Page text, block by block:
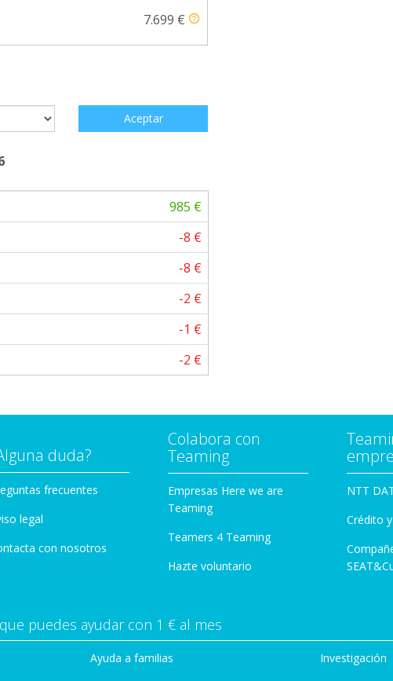
7.699 €
Aceptar
985 €
-8 €
-8 €
-2 €
-1 €
-2 €
duda?
frecuentes
legal
con nosotros
Colabora con
Teaming
Empresas Here we are
Teaming
Teamers 4 Teaming
Hazte voluntario
NTT
Crédito
puedes ayudar con 1 € al mes
Ayuda a familias
Investigación